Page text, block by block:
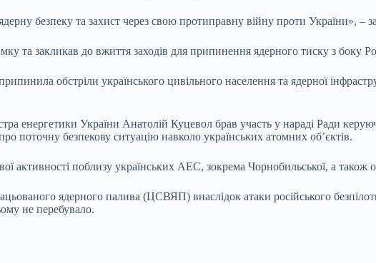
безпеку та захист через свою протиправну війну проти України», –
та закликав до вжиття заходів для припинення ядерного тиску з боку
обстріли українського цивільного населення та ядерної
енергетики України Анатолій Куцевол брав участь у нараді Ради
поточну безпекову ситуацію навколо українських атомних об’єктів.
активності поблизу українських АЕС, зокрема Чорнобильської, а також
ядерного палива (ЦСВЯП) внаслідок атаки російського
не перебувало.